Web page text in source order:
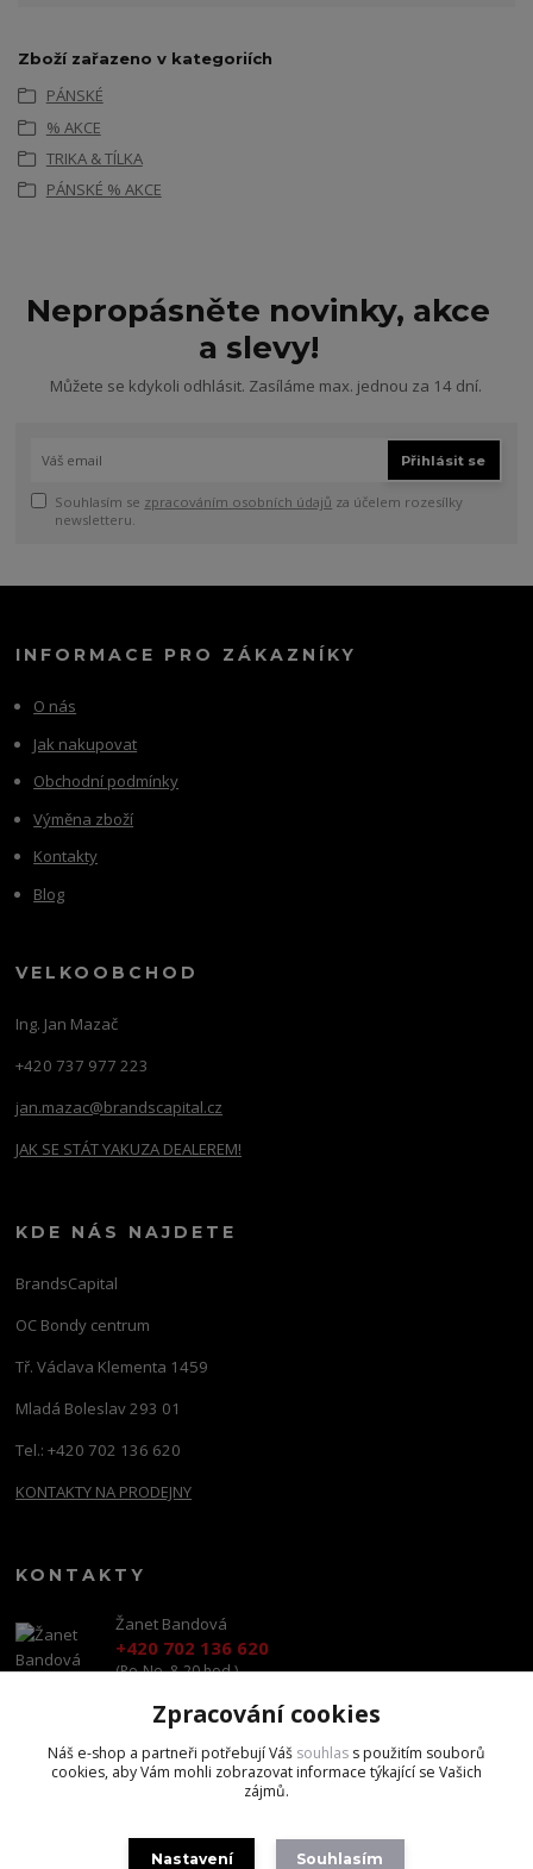
Zboží zařazeno v kategoriích
PÁNSKÉ
% AKCE
TRIKA & TÍLKA
PÁNSKÉ % AKCE
Nepropásněte novinky, akce
a slevy!
Můžete se kdykoli odhlásit. Zasíláme max. jednou za 14 dní.
Přihlásit se
Souhlasím se zpracováním osobních údajů za účelem rozesílky
newsletteru.
INFORMACE PRO ZÁKAZNÍKY
O nás
Jak nakupovat
Obchodní podmínky
Výměna zboží
Kontakty
Blog
VELKOOBCHOD
Ing. Jan Mazač
+420 737 977 223
jan.mazac@brandscapital.cz
JAK SE STÁT YAKUZA DEALEREM!
KDE NÁS NAJDETE
BrandsCapital
OC Bondy centrum
Tř. Václava Klementa 1459
Mladá Boleslav 293 01
Tel.: +420 702 136 620
KONTAKTY NA PRODEJNY
KONTAKTY
Žanet Bandová
+420 702 136 620
(Po-Ne, 8-20 hod.)
shop@brandscapital.cz
Zpracování cookies
Náš e-shop a partneři potřebují Váš souhlas s použitím souborů
cookies, aby Vám mohli zobrazovat informace týkající se Vašich
zájmů.
Nastavení Souhlasím